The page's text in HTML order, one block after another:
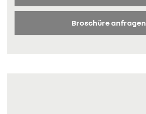
Broschüre anfragen